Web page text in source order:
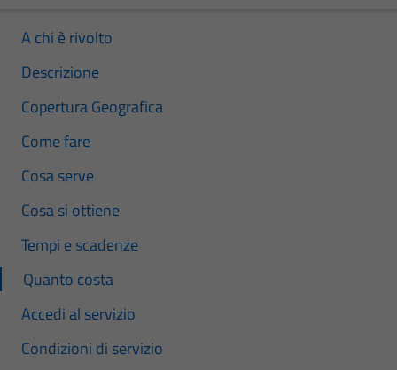
A chi è rivolto
Descrizione
Copertura Geografica
Come fare
Cosa serve
Cosa si ottiene
Tempi e scadenze
Quanto costa
Accedi al servizio
Condizioni di servizio